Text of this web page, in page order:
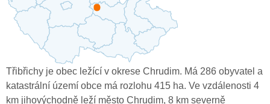
Třibřichy je obec ležící v okrese Chrudim. Má 286 obyvatel a
katastrální území obce má rozlohu 415 ha. Ve vzdálenosti 4
km jihovýchodně leží město Chrudim, 8 km severně